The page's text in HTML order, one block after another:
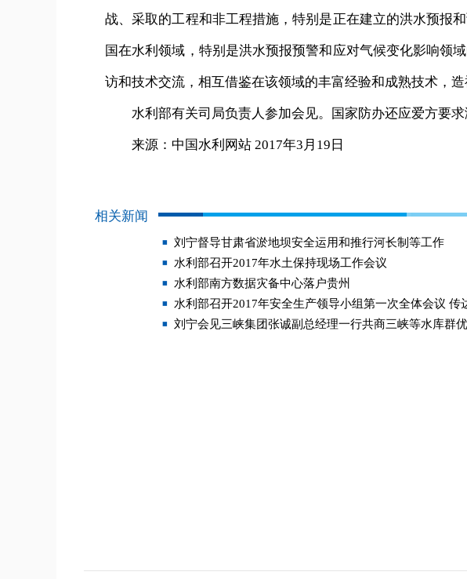
战、采取的工程和非工程措施，特别是正在建立的洪水预报
国在水利领域，特别是洪水预报预警和应对气候变化影响领
访和技术交流，相互借鉴在该领域的丰富经验和成熟技术，造
水利部有关司局负责人参加会见。国家防办还应爱方要求
来源：中国水利网站 2017年3月19日
相关新闻
刘宁督导甘肃省淤地坝安全运用和推行河长制等工作
水利部召开2017年水土保持现场工作会议
水利部南方数据灾备中心落户贵州
水利部召开2017年安全生产领导小组第一次全体会议
刘宁会见三峡集团张诚副总经理一行共商三峡等水库群